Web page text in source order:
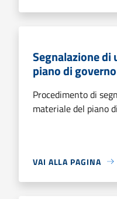
Segnalazione di
piano di
Procedimento di
materiale del piano
VAI ALLA PAGINA